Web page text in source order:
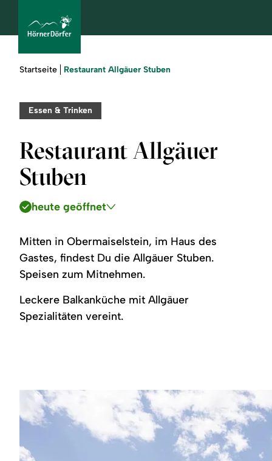
Urlaub
buchen
Sommer
Winter
Region
Service
Sie
Startseite Restaurant Allgäuer Stuben
Essen & Trinken
Restaurant Allgäuer
Stuben
heute geöffnet
Mitten in Obermaiselstein, im Haus des
Gastes, findest Du die Allgäuer Stuben.
Speisen zum Mitnehmen.
Leckere Balkanküche mit Allgäuer
Spezialitäten vereint.